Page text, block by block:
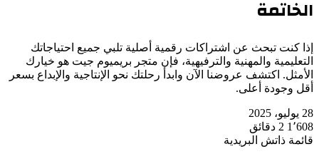
الخاتمة
إذا كنت تبحث عن اشتراكات رقمية أصلية تلبي جميع احتياجاتك
التعليمية والمهنية والترفيهية، فإن متجر بريميوم جيت هو خيارك
الأمثل. اكتشف عروضنا الآن وابدأ رحلتك نحو الإنتاجية والإبداع بسعر
أقل وجودة أعلى.
28 يوليو، 2025
1٬608 2 دقائق
قائمة ذاتش البريدية